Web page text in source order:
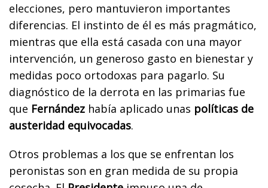
elecciones, pero mantuvieron importantes
diferencias. El instinto de él es más pragmático,
mientras que ella está casada con una mayor
intervención, un generoso gasto en bienestar y
medidas poco ortodoxas para pagarlo. Su
diagnóstico de la derrota en las primarias fue
que Fernández había aplicado unas políticas de
austeridad equivocadas.
Otros problemas a los que se enfrentan los
peronistas son en gran medida de su propia